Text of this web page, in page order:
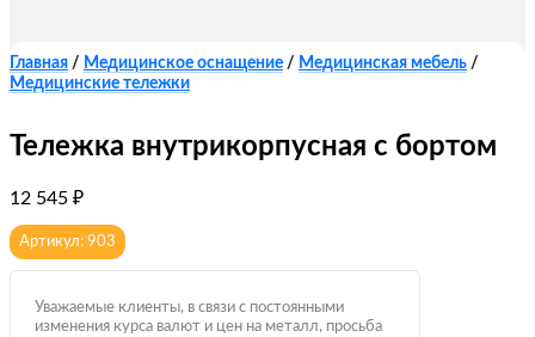
Главная / Медицинское оснащение / Медицинская мебель /
Медицинские тележки
Тележка внутрикорпусная с бортом
12 545 ₽
Артикул: 903
Уважаемые клиенты, в связи с постоянными
изменения курса валют и цен на металл, просьба